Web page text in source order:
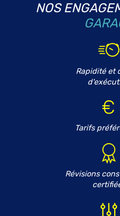
NOS
Rapidité et
Tarifs
Révisions